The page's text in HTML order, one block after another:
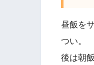
昼飯を
つい。
後は朝